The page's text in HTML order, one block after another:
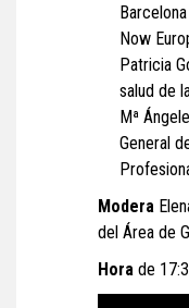
Now
Patricia
salud de
Mª
General
Modera
del Área de
Hora de